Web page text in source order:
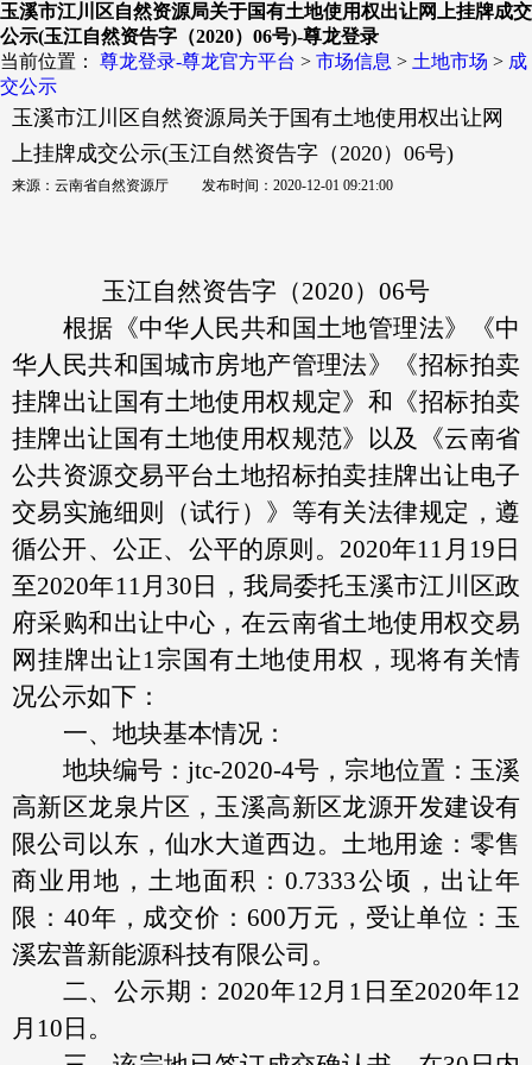
玉溪市江川区自然资源局关于国有土地使用权出让网上挂牌成交
公示(玉江自然资告字（2020）06号)-尊龙登录
当前位置： 尊龙登录-尊龙官方平台 > 市场信息 > 土地市场 > 成
交公示
玉溪市江川区自然资源局关于国有土地使用权出让网
上挂牌成交公示(玉江自然资告字（2020）06号)
来源：云南省自然资源厅 发布时间：2020-12-01 09:21:00
玉江自然资告字（2020）06号
根据《中华人民共和国土地管理法》《中
华人民共和国城市房地产管理法》《招标拍卖
挂牌出让国有土地使用权规定》和《招标拍卖
挂牌出让国有土地使用权规范》以及《云南省
公共资源交易平台土地招标拍卖挂牌出让电子
交易实施细则（试行）》等有关法律规定，遵
循公开、公正、公平的原则。2020年11月19日
至2020年11月30日，我局委托玉溪市江川区政
府采购和出让中心，在云南省土地使用权交易
网挂牌出让1宗国有土地使用权，现将有关情
况公示如下：
一、地块基本情况：
地块编号：jtc-2020-4号，宗地位置：玉溪
高新区龙泉片区，玉溪高新区龙源开发建设有
限公司以东，仙水大道西边。土地用途：零售
商业用地，土地面积：0.7333公顷，出让年
限：40年，成交价：600万元，受让单位：玉
溪宏普新能源科技有限公司。
二、公示期：2020年12月1日至2020年12
月10日。